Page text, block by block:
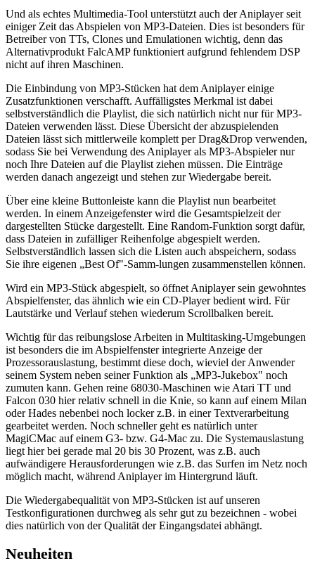
Und als echtes Multimedia-Tool unterstützt auch der Aniplayer seit
einiger Zeit das Abspielen von MP3-Dateien. Dies ist besonders für
Betreiber von TTs, Clones und Emulationen wichtig, denn das
Alternativprodukt FalcAMP funktioniert aufgrund fehlendem DSP
nicht auf ihren Maschinen.
Die Einbindung von MP3-Stücken hat dem Aniplayer einige
Zusatzfunktionen verschafft. Auffälligstes Merkmal ist dabei
selbstverständlich die Playlist, die sich natürlich nicht nur für MP3-
Dateien verwenden lässt. Diese Übersicht der abzuspielenden
Dateien lässt sich mittlerweile komplett per Drag&Drop verwenden,
sodass Sie bei Verwendung des Aniplayer als MP3-Abspieler nur
noch Ihre Dateien auf die Playlist ziehen müssen. Die Einträge
werden danach angezeigt und stehen zur Wiedergabe bereit.
Über eine kleine Buttonleiste kann die Playlist nun bearbeitet
werden. In einem Anzeigefenster wird die Gesamtspielzeit der
dargestellten Stücke dargestellt. Eine Random-Funktion sorgt dafür,
dass Dateien in zufälliger Reihenfolge abgespielt werden.
Selbstverständlich lassen sich die Listen auch abspeichern, sodass
Sie ihre eigenen „Best Of"-Samm-lungen zusammenstellen können.
Wird ein MP3-Stück abgespielt, so öffnet Aniplayer sein gewohntes
Abspielfenster, das ähnlich wie ein CD-Player bedient wird. Für
Lautstärke und Verlauf stehen wiederum Scrollbalken bereit.
Wichtig für das reibungslose Arbeiten in Multitasking-Umgebungen
ist besonders die im Abspielfenster integrierte Anzeige der
Prozessorauslastung, bestimmt diese doch, wieviel der Anwender
seinem System neben seiner Funktion als „MP3-Jukebox" noch
zumuten kann. Gehen reine 68030-Maschinen wie Atari TT und
Falcon 030 hier relativ schnell in die Knie, so kann auf einem Milan
oder Hades nebenbei noch locker z.B. in einer Textverarbeitung
gearbeitet werden. Noch schneller geht es natürlich unter
MagiCMac auf einem G3- bzw. G4-Mac zu. Die Systemauslastung
liegt hier bei gerade mal 20 bis 30 Prozent, was z.B. auch
aufwändigere Herausforderungen wie z.B. das Surfen im Netz noch
möglich macht, während Aniplayer im Hintergrund läuft.
Die Wiedergabequalität von MP3-Stücken ist auf unseren
Testkonfigurationen durchweg als sehr gut zu bezeichnen - wobei
dies natürlich von der Qualität der Eingangsdatei abhängt.
Neuheiten